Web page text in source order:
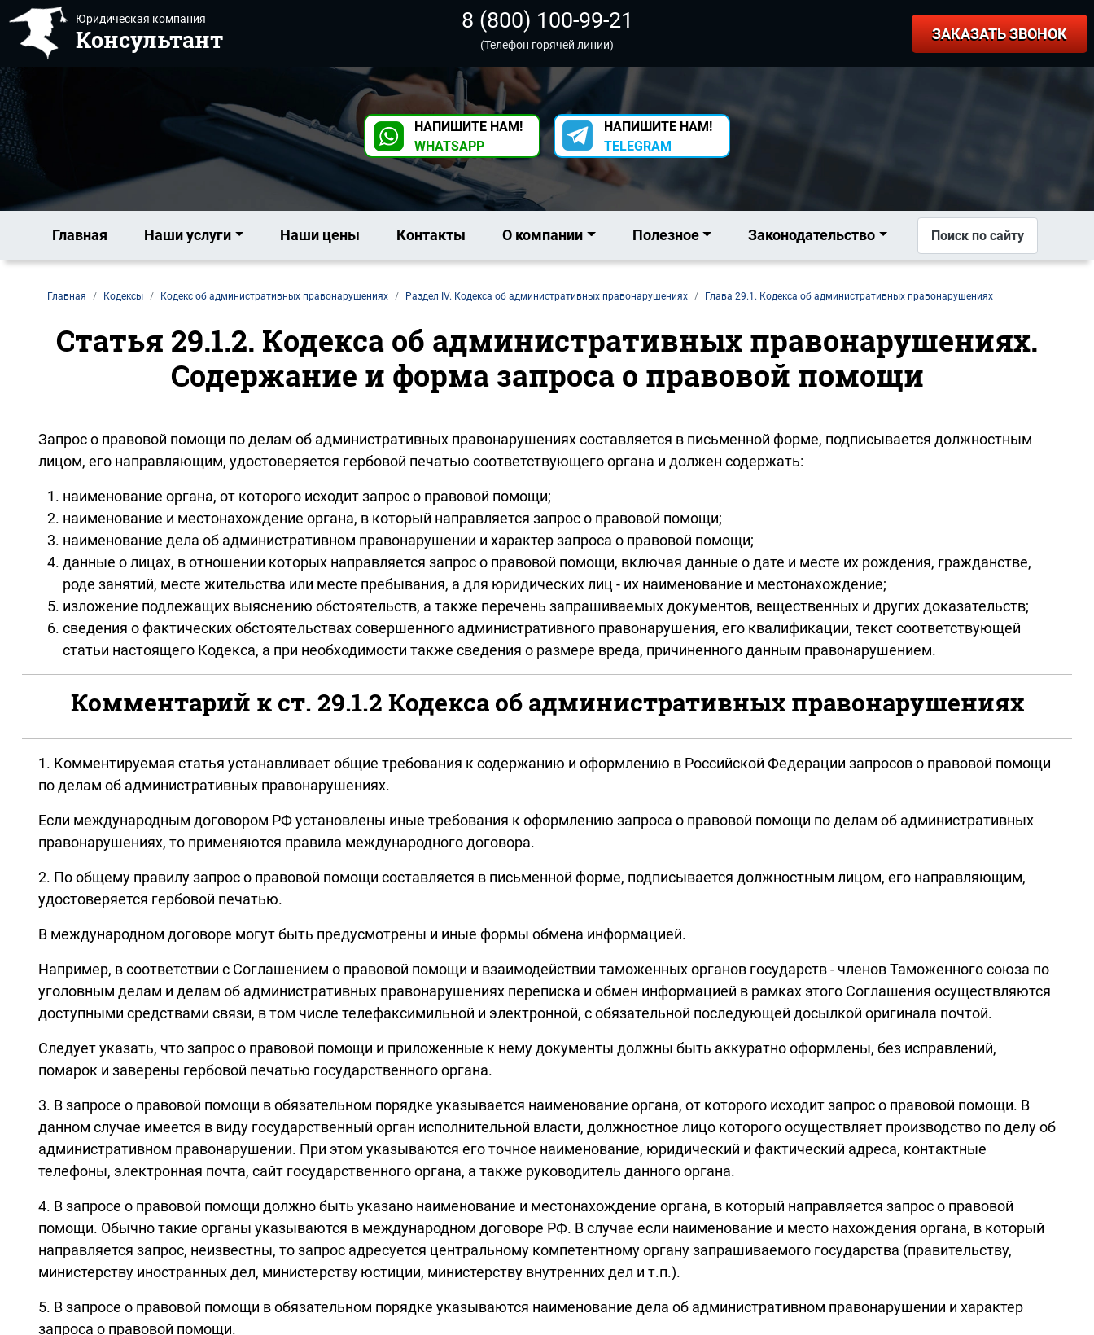
Юридическая компания
Консультант
8 (800) 100-99-21
(Телефон горячей линии)
ЗАКАЗАТЬ ЗВОНОК
НАПИШИТЕ НАМ!
WHATSAPP
НАПИШИТЕ НАМ!
TELEGRAM
Главная Наши услуги Наши цены Контакты О компании Полезное Законодательство Поиск по сайту
Главная Кодексы Кодекс об административных правонарушениях Раздел IV. Кодекса об административных правонарушениях Глава 29.1. Кодекса об административных правонарушениях
Статья 29.1.2. Кодекса об административных правонарушениях.
Содержание и форма запроса о правовой помощи
Запрос о правовой помощи по делам об административных правонарушениях составляется в письменной форме, подписывается должностным
лицом, его направляющим, удостоверяется гербовой печатью соответствующего органа и должен содержать:
наименование органа, от которого исходит запрос о правовой помощи;
наименование и местонахождение органа, в который направляется запрос о правовой помощи;
наименование дела об административном правонарушении и характер запроса о правовой помощи;
данные о лицах, в отношении которых направляется запрос о правовой помощи, включая данные о дате и месте их рождения, гражданстве,
роде занятий, месте жительства или месте пребывания, а для юридических лиц - их наименование и местонахождение;
изложение подлежащих выяснению обстоятельств, а также перечень запрашиваемых документов, вещественных и других доказательств;
сведения о фактических обстоятельствах совершенного административного правонарушения, его квалификации, текст соответствующей
статьи настоящего Кодекса, а при необходимости также сведения о размере вреда, причиненного данным правонарушением.
Комментарий к ст. 29.1.2 Кодекса об административных правонарушениях
1. Комментируемая статья устанавливает общие требования к содержанию и оформлению в Российской Федерации запросов о правовой помощи
по делам об административных правонарушениях.
Если международным договором РФ установлены иные требования к оформлению запроса о правовой помощи по делам об административных
правонарушениях, то применяются правила международного договора.
2. По общему правилу запрос о правовой помощи составляется в письменной форме, подписывается должностным лицом, его направляющим,
удостоверяется гербовой печатью.
В международном договоре могут быть предусмотрены и иные формы обмена информацией.
Например, в соответствии с Соглашением о правовой помощи и взаимодействии таможенных органов государств - членов Таможенного союза по
уголовным делам и делам об административных правонарушениях переписка и обмен информацией в рамках этого Соглашения осуществляются
доступными средствами связи, в том числе телефаксимильной и электронной, с обязательной последующей досылкой оригинала почтой.
Следует указать, что запрос о правовой помощи и приложенные к нему документы должны быть аккуратно оформлены, без исправлений,
помарок и заверены гербовой печатью государственного органа.
3. В запросе о правовой помощи в обязательном порядке указывается наименование органа, от которого исходит запрос о правовой помощи. В
данном случае имеется в виду государственный орган исполнительной власти, должностное лицо которого осуществляет производство по делу об
административном правонарушении. При этом указываются его точное наименование, юридический и фактический адреса, контактные
телефоны, электронная почта, сайт государственного органа, а также руководитель данного органа.
4. В запросе о правовой помощи должно быть указано наименование и местонахождение органа, в который направляется запрос о правовой
помощи. Обычно такие органы указываются в международном договоре РФ. В случае если наименование и место нахождения органа, в который
направляется запрос, неизвестны, то запрос адресуется центральному компетентному органу запрашиваемого государства (правительству,
министерству иностранных дел, министерству юстиции, министерству внутренних дел и т.п.).
5. В запросе о правовой помощи в обязательном порядке указываются наименование дела об административном правонарушении и характер
запроса о правовой помощи.